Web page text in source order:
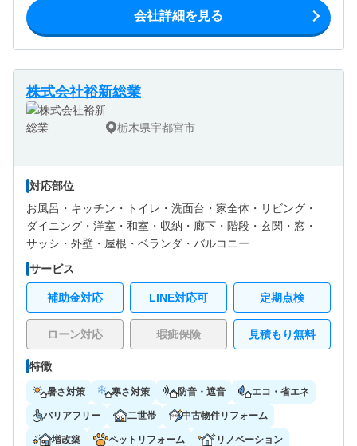
会社詳細を見る
株式会社裕新総業
栃木県宇都宮市
対応部位
お風呂・ キッチン・ トイレ・ 洗面台・ 家全体・ リビング・
ダイニング・ 洋室・ 和室・ 収納・ 廊下・ 階段・ 玄関・ 窓・
サッシ・ 外壁・ 屋根・ ベランダ・バルコニー
サービス
補助金対応 LINE対応可 定期点検
ローン対応 瑕疵保険 見積もり無料
特徴
暑さ対策 寒さ対策 防音・遮音 エコ・省エネ
バリアフリー 二世帯 中古物件リフォーム
増改築 ペットリフォーム リノベーション